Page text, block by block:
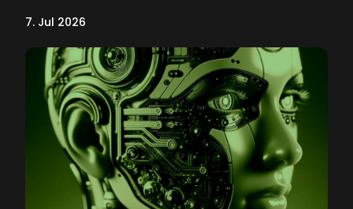
7. Jul 2026